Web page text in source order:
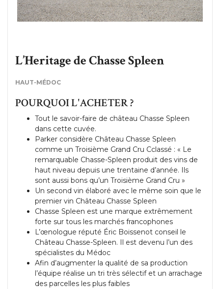
L’Heritage de Chasse Spleen
HAUT-MÉDOC
POURQUOI L'ACHETER ?
Tout le savoir-faire de château Chasse Spleen
dans cette cuvée.
Parker considère Château Chasse Spleen
comme un Troisième Grand Cru Cclassé : « Le
remarquable Chasse-Spleen produit des vins de
haut niveau depuis une trentaine d’année. Ils
sont aussi bons qu’un Troisième Grand Cru »
Un second vin élaboré avec le même soin que le
premier vin Château Chasse Spleen
Chasse Spleen est une marque extrêmement
forte sur tous les marchés francophones
L’œnologue réputé Éric Boissenot conseil le
Château Chasse-Spleen. Il est devenu l’un des
spécialistes du Médoc
Afin d’augmenter la qualité de sa production
l’équipe réalise un tri très sélectif et un arrachage
des parcelles les plus faibles